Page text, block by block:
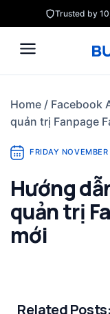
to
content
Trusted by
Home / Facebook
quản trị Fanpage
FRIDAY
Hướng
quản trị
mới
Related Posts: